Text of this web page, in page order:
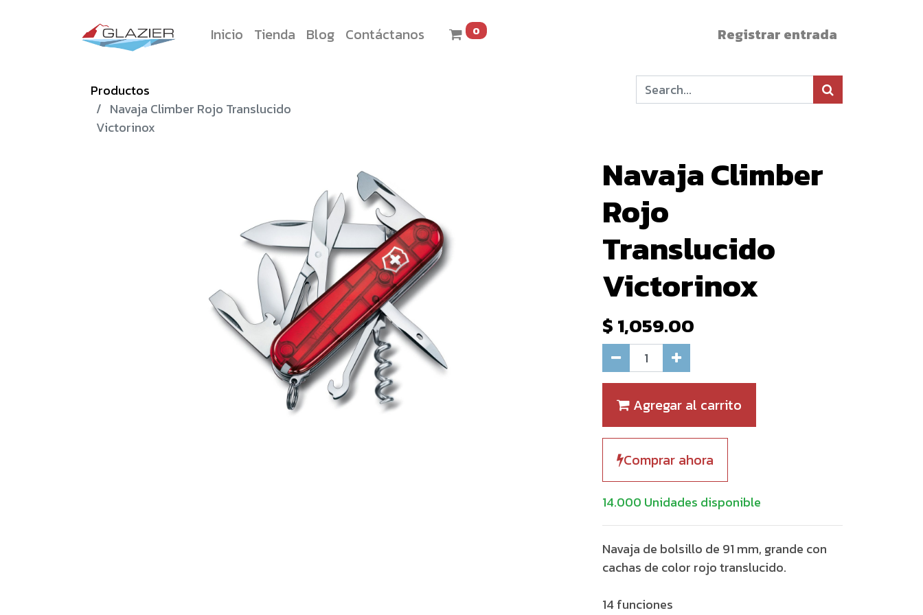
Inicio Tienda Blog Contáctanos 0 Registrar entrada
Productos
Navaja Climber Rojo Translucido
Victorinox
Navaja Climber
Rojo
Translucido
Victorinox
$1,059.00
Agregar al carrito
Comprar ahora
14.000 Unidades disponible
Navaja de bolsillo de 91 mm, grande con
cachas de color rojo translucido.
14 funciones